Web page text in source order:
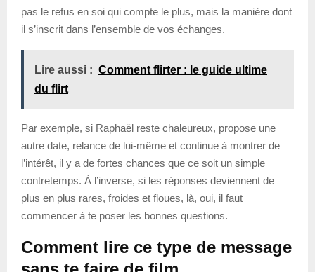
pas le refus en soi qui compte le plus, mais la manière dont
il s’inscrit dans l’ensemble de vos échanges.
Lire aussi : Comment flirter : le guide ultime
du flirt
Par exemple, si Raphaël reste chaleureux, propose une
autre date, relance de lui-même et continue à montrer de
l’intérêt, il y a de fortes chances que ce soit un simple
contretemps. À l’inverse, si les réponses deviennent de
plus en plus rares, froides et floues, là, oui, il faut
commencer à te poser les bonnes questions.
Comment lire ce type de message